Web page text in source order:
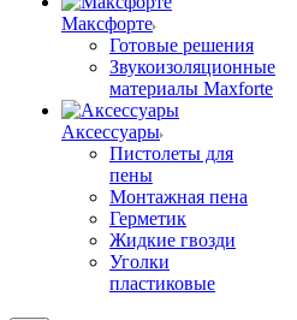
Максфорте
Готовые решения
Звукоизоляционные
материалы Maxforte
Аксессуары
Пистолеты для
пены
Монтажная пена
Герметик
Жидкие гвозди
Уголки
пластиковые